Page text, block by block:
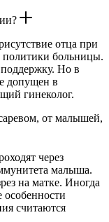
отца при
политики больницы.
Но в
допущен в
гинеколог.
от малышей,
через
малыша.
на матке. Иногда
особенности
считаются